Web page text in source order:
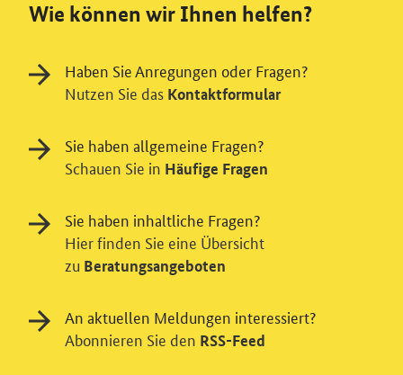
Wie können wir Ihnen helfen?
Haben Sie Anregungen oder Fragen?
Nutzen Sie das Kontaktformular
Sie haben allgemeine Fragen?
Schauen Sie in Häufige Fragen
Sie haben inhaltliche Fragen?
Hier finden Sie eine Übersicht
zu Beratungsangeboten
An aktuellen Meldungen interessiert?
Abonnieren Sie den RSS-Feed